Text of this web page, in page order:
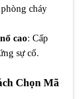
cháy
cao: Cấp
sự cố.
Chọn Mã